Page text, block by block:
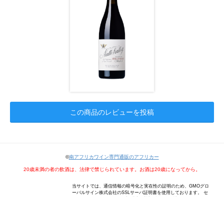
この商品のレビューを投稿
©南アフリカワイン専門通販のアフリカー
20歳未満の者の飲酒は、法律で禁じられています。お酒は20歳になってから。
当サイトでは、通信情報の暗号化と実在性の証明のため、GMOグロ
ーバルサイン株式会社のSSLサーバ証明書を使用しております。 セ